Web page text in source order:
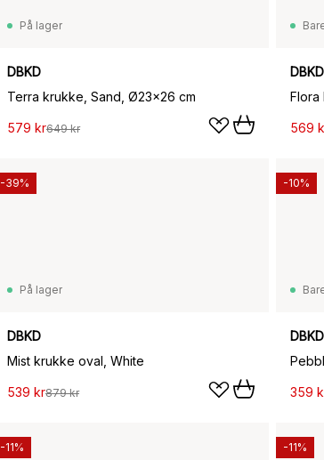
På lager
DBKD
Terra krukke, Sand, Ø23x26 cm
579 kr649 kr
DBKD
Flora
569
På lager
DBKD
Mist krukke oval, White
539 kr879 kr
-39%
DBKD
359
-10%
-11% -11%